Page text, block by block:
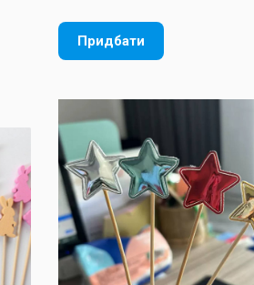
Придбати